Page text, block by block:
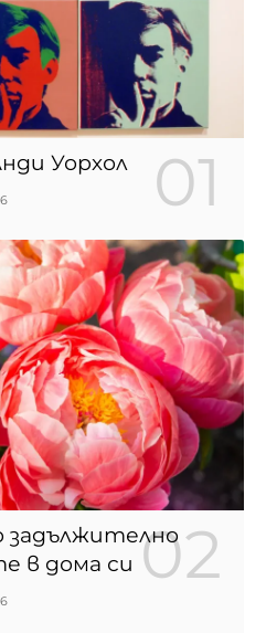
Уорхол
задължително
в дома си